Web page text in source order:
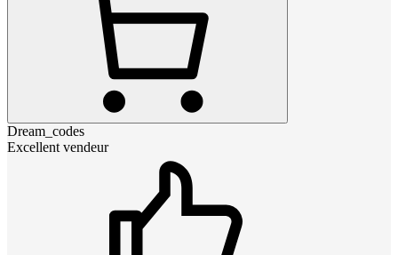
Dream_codes
Excellent vendeur